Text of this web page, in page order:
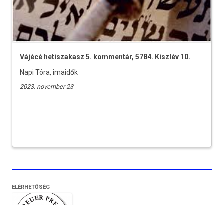
Vájécé hetiszakasz 5. kommentár, 5784. Kiszlév 10.
Napi Tóra, imaidők
2023. november 23
ELÉRHETŐSÉG